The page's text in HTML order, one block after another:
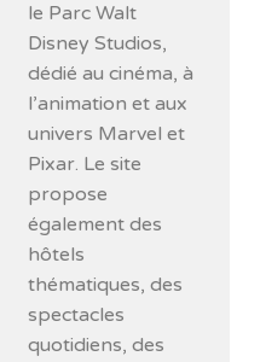
le Parc Walt
Disney Studios,
dédié au cinéma, à
l’animation et aux
univers Marvel et
Pixar. Le site
propose
également des
hôtels
thématiques, des
spectacles
quotidiens, des